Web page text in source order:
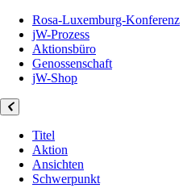
Rosa-Luxemburg-Konferenz
jW-Prozess
Aktionsbüro
Genossenschaft
jW-Shop
Titel
Aktion
Ansichten
Schwerpunkt